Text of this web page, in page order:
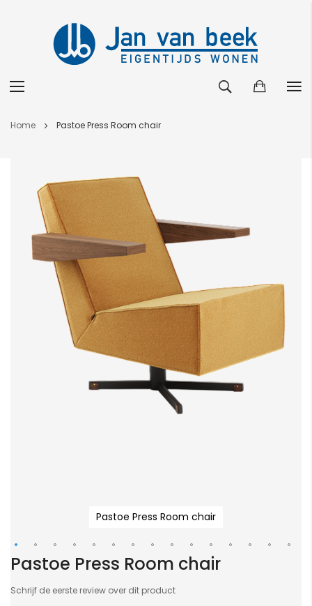
Ga
Home Pastoe Press Room chair
afbeeldingen-
Pastoe Press Room chair
Ga
het
Pastoe Press Room chair
Schrijf de eerste review over dit product